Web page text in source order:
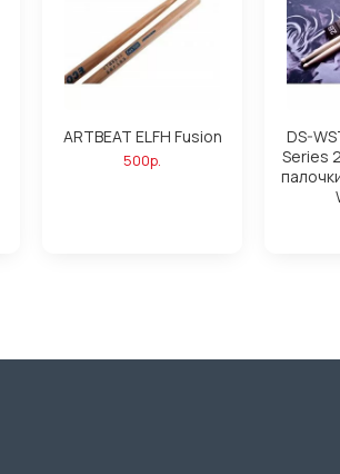
ARTBEAT ELFH Fusion
500р.
DS-
Series